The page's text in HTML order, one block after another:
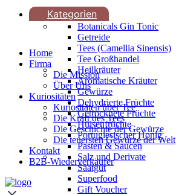
Kategorien
Botanicals Gin Tonic
Getreide
Tees (Camellia Sinensis)
Tee Großhandel
Heilkräuter
Aromatische Kräuter
Gewürze
Dehydrierte Früchte
Getrocknete Früchte
Hülsenfrüchte
Portugiesischer Honig
Pasten & Saucen
Salz und Derivate
Saatgut
Superfood
Gift Voucher
Home
Firma
Die Mission
Über Uns
Kuriositäten
Kuriositäten über Tee
Die Kraft des Tees
Die Geschichte der Gewürze
Die teuersten Gewürze der Welt
Kontakt
B2B-Wiederverkäufer